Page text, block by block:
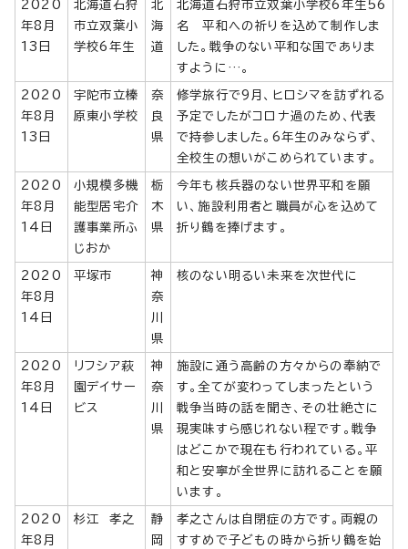
2020
年8月
13日
北海道石狩
市立双葉小
学校6年生
北
海
道
北海道石狩市立双葉小学校6年生56
名 平和への祈りを込めて制作しま
した。戦争のない平和な国でありま
すように…。
2020
年8月
13日
宇陀市立榛
原東小学校
奈
良
県
修学旅行で9月、ヒロシマを訪ずれる
予定でしたがコロナ過のため、代表
で持参しました。6年生のみならず、
全校生の想いがこめられています。
2020
年8月
14日
小規模多機
能型居宅介
護事業所ふ
じおか
栃
木
県
今年も核兵器のない世界平和を願
い、施設利用者と職員が心を込めて
折り鶴を捧げます。
2020
年8月
14日
平塚市
神
奈
川
県
核のない明るい未来を次世代に
2020
年8月
14日
リフシア萩
園デイサー
ビス
神
奈
川
県
施設に通う高齢の方々からの奉納で
す。全てが変わってしまったという
戦争当時の話を聞き、その壮絶さに
現実味すら感じれない程です。戦争
はどこかで現在も行われている。平
和と安寧が全世界に訪れることを願
います。
2020
年8月
杉江 孝之
静
岡
孝之さんは自閉症の方です。両親の
すすめで子どもの時から折り鶴を始